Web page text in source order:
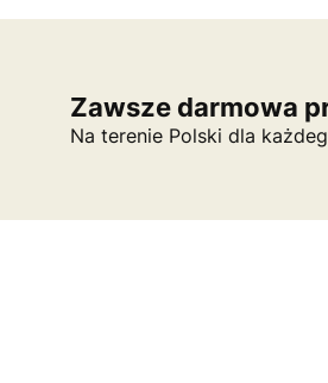
Zawsze darmowa
Na terenie Polski dla